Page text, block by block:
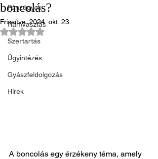
Pénzügyek
Hamvasztás
Szertartás
Ügyintézés
Gyászfeldolgozás
Hírek
boncolás?
Frissítve:2024. okt. 23.
NaN csillagot kapott az 5-ből.
A boncolás egy érzékeny téma, amely